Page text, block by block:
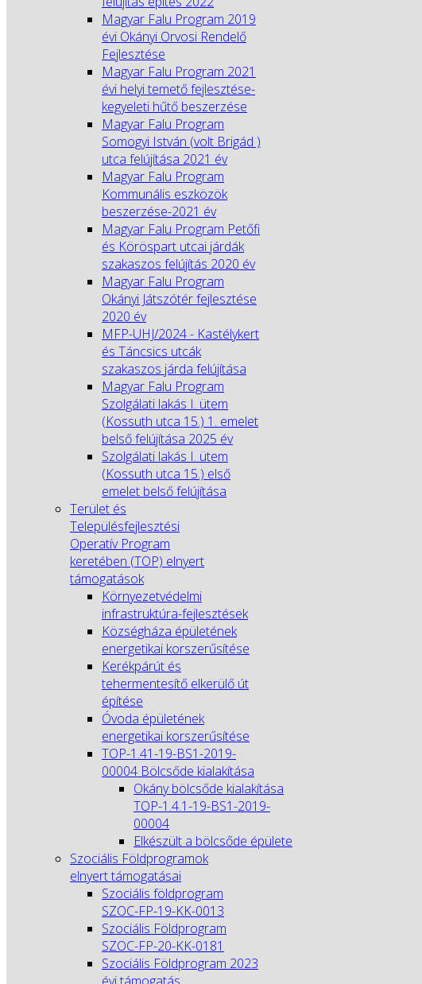
Magyar Falu Program 2019
évi Okányi Orvosi Rendelő
Fejlesztése
Magyar Falu Program 2021
évi helyi temető fejlesztése-
kegyeleti hűtő beszerzése
Magyar Falu Program
Somogyi István (volt Brigád )
utca felújítása 2021 év
Magyar Falu Program
Kommunális eszközök
beszerzése-2021 év
Magyar Falu Program Petőfi
és Köröspart utcai járdák
szakaszos felújítás 2020 év
Magyar Falu Program
Okányi Játszótér fejlesztése
2020 év
MFP-UHJ/2024 - Kastélykert
és Táncsics utcák
szakaszos járda felújítása
Magyar Falu Program
Szolgálati lakás I. ütem
(Kossuth utca 15.) 1. emelet
belső felújítása 2025 év
Szolgálati lakás I. ütem
(Kossuth utca 15.) első
emelet belső felújítása
Terület és
Településfejlesztési
Operatív Program
keretében (TOP) elnyert
támogatások
Környezetvédelmi
infrastruktúra-fejlesztések
Községháza épületének
energetikai korszerűsítése
Kerékpárút és
tehermentesítő elkerülő út
építése
Óvoda épületének
energetikai korszerűsítése
TOP-1.41-19-BS1-2019-
00004 Bölcsőde kialakítása
Okány bölcsőde kialakítása
TOP-1.4.1-19-BS1-2019-
00004
Elkészült a bölcsőde épülete
Szociális Földprogramok
elnyert támogatásai
Szociális földprogram
SZOC-FP-19-KK-0013
Szociális Földprogram
SZOC-FP-20-KK-0181
Szociális Földprogram 2023